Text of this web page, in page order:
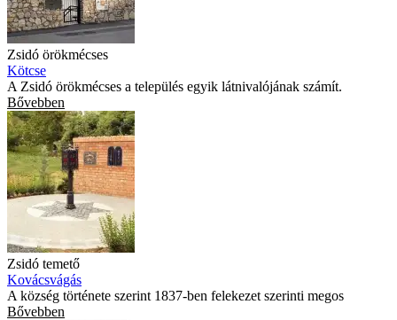
Zsidó örökmécses
Kötcse
A Zsidó örökmécses a település egyik látnivalójának számít.
Bővebben
Zsidó temető
Kovácsvágás
A község története szerint 1837-ben felekezet szerinti megos
Bővebben